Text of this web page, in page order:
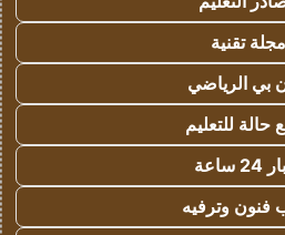
مجلة تقنية
بي الرياضي
حالة للتعليم
فنون وترفيه